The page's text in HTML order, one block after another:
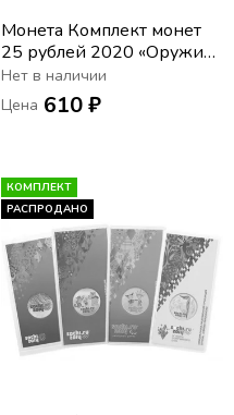
Монета Комплект монет
25 рублей 2020 «Оружие
Великой Победы
(конструкторы оружия)»
(5 шт) - 3-ий выпуск
Нет в наличии
Цена 610 ₽
КОМПЛЕКТ
РАСПРОДАНО